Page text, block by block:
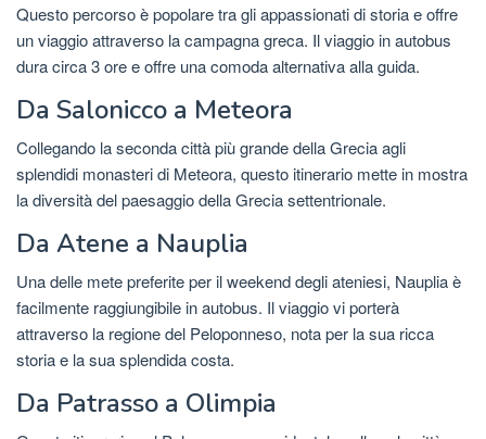
Questo percorso è popolare tra gli appassionati di storia e offre
un viaggio attraverso la campagna greca. Il viaggio in autobus
dura circa 3 ore e offre una comoda alternativa alla guida.
Da Salonicco a Meteora
Collegando la seconda città più grande della Grecia agli
splendidi monasteri di Meteora, questo itinerario mette in mostra
la diversità del paesaggio della Grecia settentrionale.
Da Atene a Nauplia
Una delle mete preferite per il weekend degli ateniesi, Nauplia è
facilmente raggiungibile in autobus. Il viaggio vi porterà
attraverso la regione del Peloponneso, nota per la sua ricca
storia e la sua splendida costa.
Da Patrasso a Olimpia